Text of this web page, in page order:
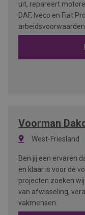
uit, repareert
DAF, Iveco en Fiat
Voorman
West-Friesland
Ben jij een ervaren
en klaar is voor de
projecten zoeken
van afwisseling,
vakmensen.